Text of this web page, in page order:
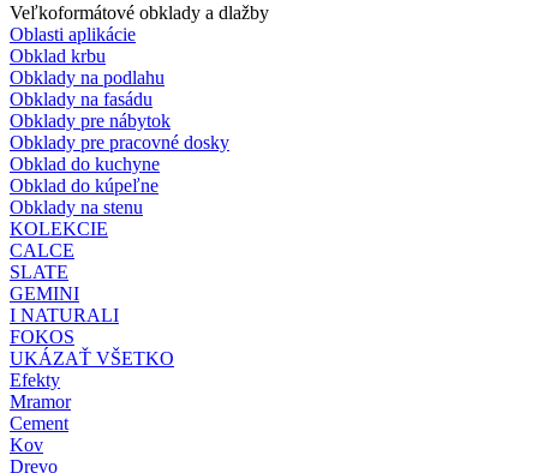
Veľkoformátové obklady a dlažby
Oblasti aplikácie
Obklad krbu
Obklady na podlahu
Obklady na fasádu
Obklady pre nábytok
Obklady pre pracovné dosky
Obklad do kuchyne
Obklad do kúpeľne
Obklady na stenu
KOLEKCIE
CALCE
SLATE
GEMINI
I NATURALI
FOKOS
UKÁZAŤ VŠETKO
Efekty
Mramor
Cement
Kov
Drevo